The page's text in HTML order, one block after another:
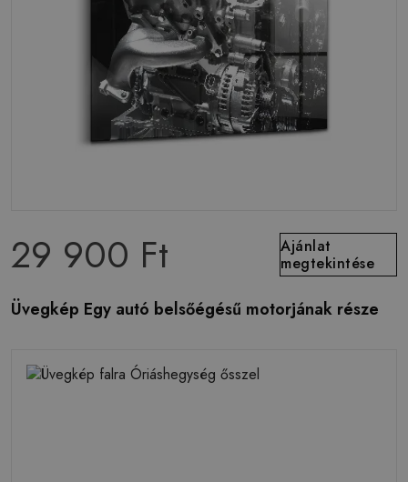
29 900 Ft
Ajánlat
megtekintése
Üvegkép Egy autó belsőégésű motorjának része